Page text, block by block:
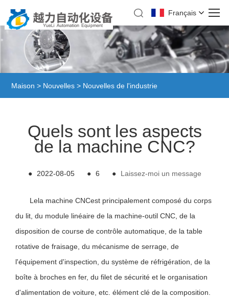
Français
Maison > Nouvelles > Nouvelles de l'industrie
Quels sont les aspects
de la machine CNC?
● 2022-08-05 ● 6 ● Laissez-moi un message
Lela machine CNCest principalement composé du corps
du lit, du module linéaire de la machine-outil CNC, de la
disposition de course de contrôle automatique, de la table
rotative de fraisage, du mécanisme de serrage, de
l'équipement d'inspection, du système de réfrigération, de la
boîte à broches en fer, du filet de sécurité et le organisation
d'alimentation de voiture, etc. élément clé de la composition.